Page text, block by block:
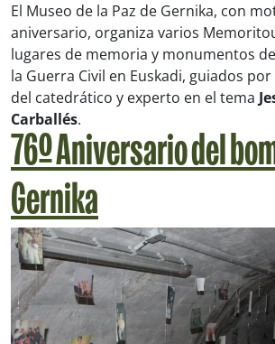
El Museo de la Paz de Gernika, con
aniversario, organiza varios
lugares de memoria y monumentos
la Guerra Civil en Euskadi, guiados
del catedrático y experto en el tema
Carballés.
76º Aniversario del
Gernika